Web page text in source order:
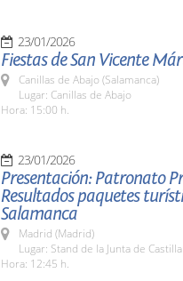
23/01/2026
Fiestas de San Vicente
Canillas de Abajo (Salamanca)
Lugar: Canillas de Abajo
Hora: 15:00 h.
23/01/2026
Presentación: Patronato
Resultados paquetes
Salamanca
Madrid (Madrid)
Lugar: Stand de la Junta de
Hora: 12:45 h.